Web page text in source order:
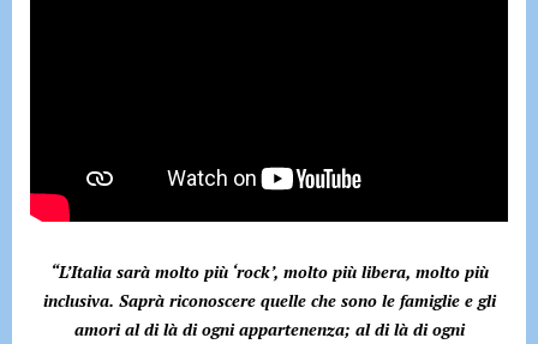
“L’Italia sarà molto più ‘rock’, molto più libera, molto più
inclusiva. Saprà riconoscere quelle che sono le famiglie e gli
amori al di là di ogni appartenenza; al di là di ogni